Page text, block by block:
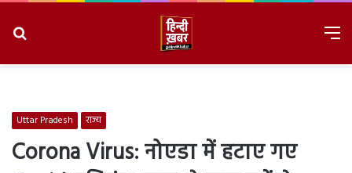
Uttar Pradesh राज्य
Corona Virus: नोएडा में हटाए गए